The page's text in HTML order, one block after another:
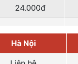
24.000đ
Hà Nội